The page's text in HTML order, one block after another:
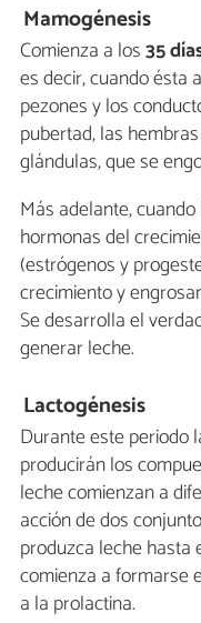
Mamogénesis
Comienza a los35
es decir, cuando ésta
pezones y los
pubertad, las
glándulas, que se
Más adelante,
hormonas del
(estrógenos y
crecimiento y
Se desarrolla el
generar leche.
Lactogénesis
Durante este periodo
producirán los
leche comienzan a
acción de dos
produzca leche hasta
comienza a formarse
a la prolactina.